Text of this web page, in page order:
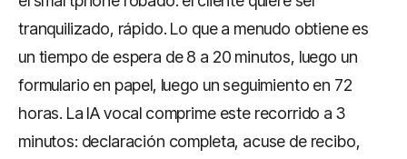
tranquilizado, rápido. Lo que a menudo obtiene es
un tiempo de espera de 8 a 20 minutos, luego un
formulario en papel, luego un seguimiento en 72
horas. La IA vocal comprime este recorrido a 3
minutos: declaración completa, acuse de recibo,